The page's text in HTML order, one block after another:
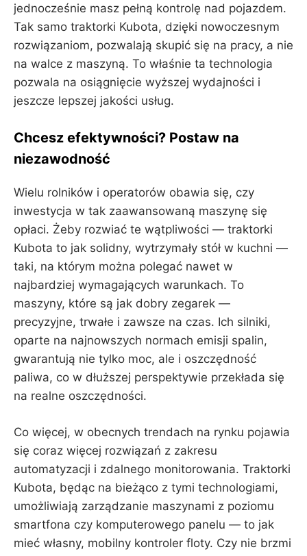
jednocześnie masz pełną kontrolę nad pojazdem.
Tak samo traktorki Kubota, dzięki nowoczesnym
rozwiązaniom, pozwalają skupić się na pracy, a nie
na walce z maszyną. To właśnie ta technologia
pozwala na osiągnięcie wyższej wydajności i
jeszcze lepszej jakości usług.
Chcesz efektywności? Postaw na
niezawodność
Wielu rolników i operatorów obawia się, czy
inwestycja w tak zaawansowaną maszynę się
opłaci. Żeby rozwiać te wątpliwości — traktorki
Kubota to jak solidny, wytrzymały stół w kuchni —
taki, na którym można polegać nawet w
najbardziej wymagających warunkach. To
maszyny, które są jak dobry zegarek —
precyzyjne, trwałe i zawsze na czas. Ich silniki,
oparte na najnowszych normach emisji spalin,
gwarantują nie tylko moc, ale i oszczędność
paliwa, co w dłuższej perspektywie przekłada się
na realne oszczędności.
Co więcej, w obecnych trendach na rynku pojawia
się coraz więcej rozwiązań z zakresu
automatyzacji i zdalnego monitorowania. Traktorki
Kubota, będąc na bieżąco z tymi technologiami,
umożliwiają zarządzanie maszynami z poziomu
smartfona czy komputerowego panelu — to jak
mieć własny, mobilny kontroler floty. Czy nie brzmi